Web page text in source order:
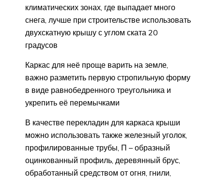
климатических зонах, где выпадает много
снега, лучше при строительстве использовать
двухскатную крышу с углом ската 20
градусов
Каркас для неё проще варить на земле,
важно разметить первую стропильную форму
в виде равнобедренного треугольника и
укрепить её перемычками
В качестве перекладин для каркаса крыши
можно использовать также железный уголок,
профилированные трубы, П – образный
оцинкованный профиль, деревянный брус,
обработанный средством от огня, гнили,